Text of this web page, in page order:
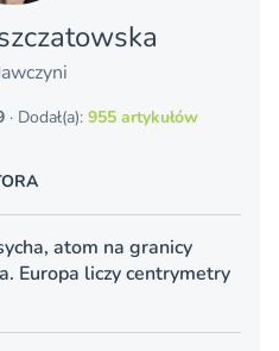
· Dodał(a): 955 artykułów
atom na granicy
Europa liczy centrymetry